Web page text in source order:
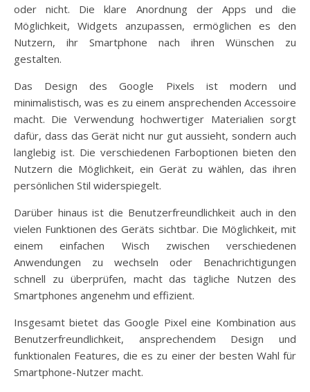
oder nicht. Die klare Anordnung der Apps und die
Möglichkeit, Widgets anzupassen, ermöglichen es den
Nutzern, ihr Smartphone nach ihren Wünschen zu
gestalten.
Das Design des Google Pixels ist modern und
minimalistisch, was es zu einem ansprechenden Accessoire
macht. Die Verwendung hochwertiger Materialien sorgt
dafür, dass das Gerät nicht nur gut aussieht, sondern auch
langlebig ist. Die verschiedenen Farboptionen bieten den
Nutzern die Möglichkeit, ein Gerät zu wählen, das ihren
persönlichen Stil widerspiegelt.
Darüber hinaus ist die Benutzerfreundlichkeit auch in den
vielen Funktionen des Geräts sichtbar. Die Möglichkeit, mit
einem einfachen Wisch zwischen verschiedenen
Anwendungen zu wechseln oder Benachrichtigungen
schnell zu überprüfen, macht das tägliche Nutzen des
Smartphones angenehm und effizient.
Insgesamt bietet das Google Pixel eine Kombination aus
Benutzerfreundlichkeit, ansprechendem Design und
funktionalen Features, die es zu einer der besten Wahl für
Smartphone-Nutzer macht.